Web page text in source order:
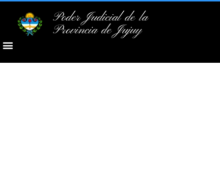
Poder Judicial de la
Provincia de Jujuy